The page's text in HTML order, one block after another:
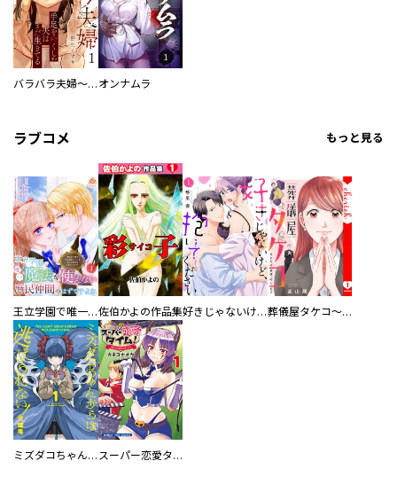
バラバラ夫婦～手足をなくした夫はまだ生きてる オンナムラ
ラブコメ もっと見る
王立学園で唯一魔法が使えない庶民仲間のはずですよね～実は王子様で私を溺愛しているなんて告白はやめてください～佐伯かよの作品集 好きじゃないけど、抱いてください【電子単行本版／特典おまけ付き】 葬儀屋タケコ～あなたの最期、叶えます【電子単行本版】
ミズダコちゃんからは逃げられない！ スーパー恋愛タイム！～現場でドＳな彼女は自宅でデレる～